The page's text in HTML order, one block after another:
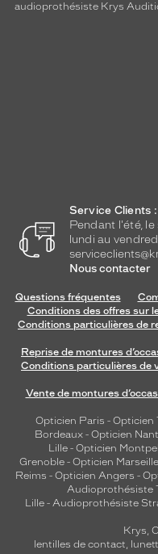
audioprothésiste Krys
Service Clients
Pendant l'été,
lundi au
Nous contacter
Questions fréquentes
Conditions des offres sur
Conditions particulières de
Reprise de montures
Conditions particulières de
Vente de montures
Opticien Paris - Opticien
Bordeaux- Opticien
Lille - Opticien
Grenoble - Opticien Marseille
Reims - Opticien Angers -
Audioprothésiste
Lille- Audioprothésiste
Krys,
lentilles de contact,